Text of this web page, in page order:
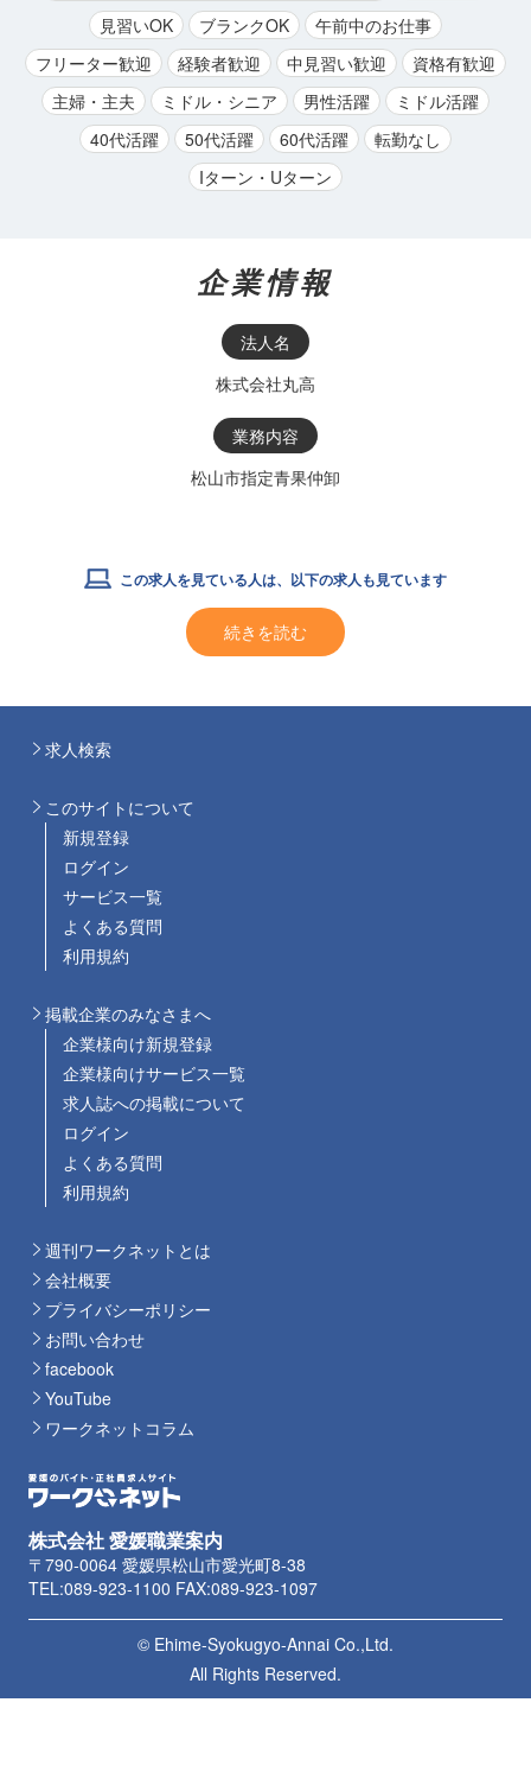
見習いOK
ブランクOK
午前中のお仕事
フリーター歓迎
経験者歓迎 中見習い歓迎
資格有歓迎
主婦・主夫
ミドル・シニア 男性活躍
ミドル活躍
40代活躍
50代活躍 60代活躍
転勤なし
Iターン・Uターン
企業情報
法人名
株式会社丸高
業務内容
松山市指定青果仲卸
この求人を見ている人は、以下の求人も見ています
続きを読む
求人検索
このサイトについて
新規登録
ログイン
サービス一覧
よくある質問
利用規約
掲載企業のみなさまへ
企業様向け新規登録
企業様向けサービス一覧
求人誌への掲載について
ログイン
よくある質問
利用規約
週刊ワークネットとは
会社概要
プライバシーポリシー
お問い合わせ
facebook
YouTube
ワークネットコラム
株式会社 愛媛職業案内
〒790-0064 愛媛県松山市愛光町8-38
TEL:089-923-1100 FAX:089-923-1097
© Ehime-Syokugyo-Annai Co.,Ltd.
All Rights Reserved.